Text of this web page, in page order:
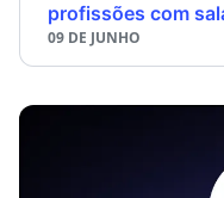
profissões com
09 DE JUNHO